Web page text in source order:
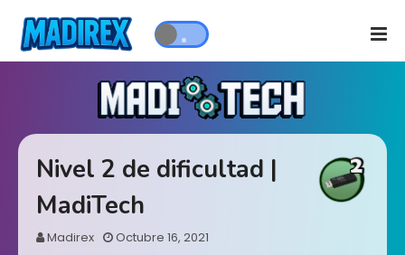
Nivel 2 de dificultad |
MadiTech
Madirex Octubre 16, 2021